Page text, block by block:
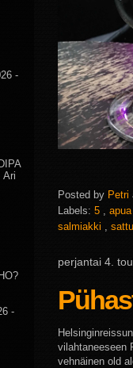
Posted by Petri
Labels: 5 apua
salmiakki
perjantai 4.
vilahtaneeseen
vehnäinen old
-
Ari
-